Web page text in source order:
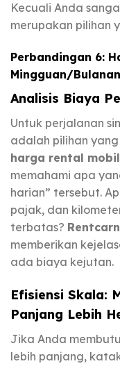
Kecuali Anda
merupakan pilihan
Perbandingan 6:
Mingguan/Bulanan
Analisis Biaya
Untuk perjalanan
adalah pilihan
harga rental
memahami apa
harian” tersebut.
pajak, dan
terbatas?
memberikan
ada biaya kejutan.
Efisiensi Skala:
Panjang Lebih
Jika Anda
lebih panjang,